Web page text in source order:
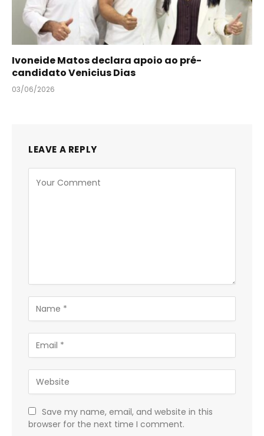
Ivoneide Matos declara apoio ao pré-
candidato Venicius Dias
03/06/2026
LEAVE A REPLY
Save my name, email, and website in this
browser for the next time I comment.